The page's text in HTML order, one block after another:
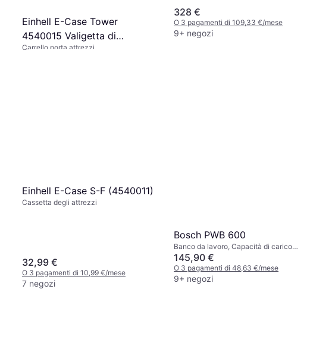
Einhell E-Case Tower
4540015 Valigetta di
trasporto Plastica Nero,
Carrello porta attrezzi
328 €
O 3 pagamenti di 109,33 €/mese
9+ negozi
Einhell E-Case S-F (4540011)
Cassetta degli attrezzi
32,99 €
O 3 pagamenti di 10,99 €/mese
7 negozi
Bosch PWB 600
Banco da lavoro, Capacità di carico
(massima): 200kg, Alluminio
145,90 €
O 3 pagamenti di 48,63 €/mese
9+ negozi